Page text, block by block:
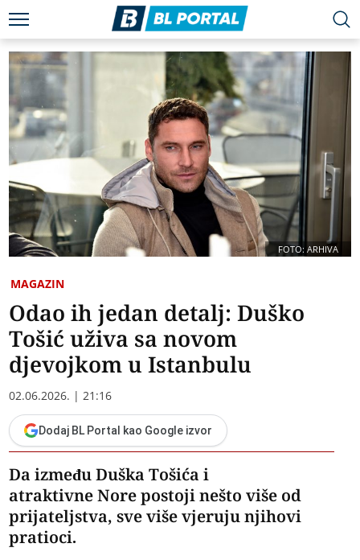
FOTO: ARHIVA
MAGAZIN
Odao ih jedan detalj: Duško
Tošić uživa sa novom
djevojkom u Istanbulu
02.06.2026. | 21:16
Dodaj BL Portal kao Google izvor
Da između Duška Tošića i
atraktivne Nore postoji nešto više od
prijateljstva, sve više vjeruju njihovi
pratioci.